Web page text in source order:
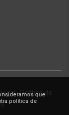
que
política de
·Política de